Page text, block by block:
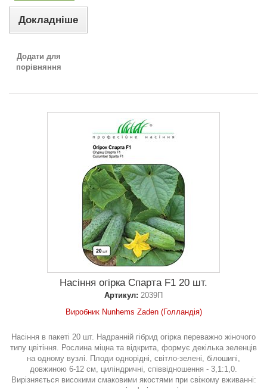
Докладніше
Додати для
порівняння
Насіння огірка Спарта F1 20 шт.
Артикул: 2039П
Виробник Nunhems Zaden (Голландія)
Насіння в пакеті 20 шт. Надранній гібрид огірка переважно жіночого
типу цвітіння. Рослина міцна та відкрита, формує декілька зеленців
на одному вузлі. Плоди однорідні, світло-зелені, білошипі,
довжиною 6-12 см, циліндричні, співвідношення - 3,1:1,0.
Вирізняється високими смаковими якостями при свіжому вживанні: